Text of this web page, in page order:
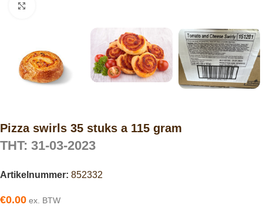
Pizza swirls 35 stuks a 115 gram
THT: 31-03-2023
Artikelnummer: 852332
€0.00 ex. BTW